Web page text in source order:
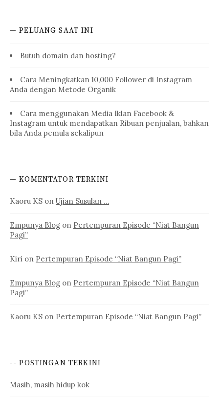
— PELUANG SAAT INI
Butuh domain dan hosting?
Cara Meningkatkan 10,000 Follower di Instagram
Anda dengan Metode Organik
Cara menggunakan Media Iklan Facebook &
Instagram untuk mendapatkan Ribuan penjualan, bahkan
bila Anda pemula sekalipun
— KOMENTATOR TERKINI
Kaoru KS on Ujian Susulan …
Empunya Blog on Pertempuran Episode “Niat Bangun
Pagi”
Kiri on Pertempuran Episode “Niat Bangun Pagi”
Empunya Blog on Pertempuran Episode “Niat Bangun
Pagi”
Kaoru KS on Pertempuran Episode “Niat Bangun Pagi”
-- POSTINGAN TERKINI
Masih, masih hidup kok